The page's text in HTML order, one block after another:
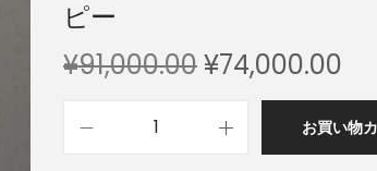
ピー
¥91,000.00¥74,000.00
お買い物